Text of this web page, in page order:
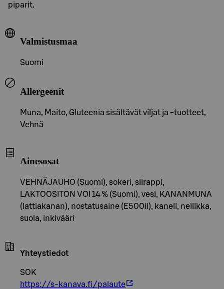
piparit.
Valmistusmaa
Suomi
Allergeenit
Muna, Maito, Gluteenia sisältävät viljat ja -tuotteet,
Vehnä
Ainesosat
VEHNÄJAUHO (Suomi), sokeri, siirappi,
LAKTOOSITON VOI 14 % (Suomi), vesi, KANANMUNA
(lattiakanan), nostatusaine (E500ii), kaneli, neilikka,
suola, inkivääri
Yhteystiedot
SOK
https://s-kanava.fi/palaute